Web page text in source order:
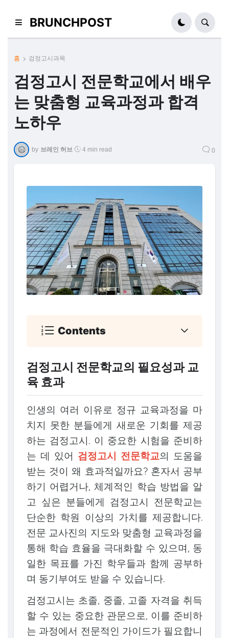
BRUNCHPOST
홈 검정고시과목
검정고시 전문학교에서 배우
는 맞춤형 교육과정과 합격
노하우
by 브레인 허브 4 min read 0
Contents
검정고시 전문학교의 필요성과 교
육 효과
인생의 여러 이유로 정규 교육과정을 마
치지 못한 분들에게 새로운 기회를 제공
하는 검정고시. 이 중요한 시험을 준비하
는 데 있어 검정고시 전문학교의 도움을
받는 것이 왜 효과적일까요? 혼자서 공부
하기 어렵거나, 체계적인 학습 방법을 알
고 싶은 분들에게 검정고시 전문학교는
단순한 학원 이상의 가치를 제공합니다.
전문 교사진의 지도와 맞춤형 교육과정을
통해 학습 효율을 극대화할 수 있으며, 동
일한 목표를 가진 학우들과 함께 공부하
며 동기부여도 받을 수 있습니다.
검정고시는 초졸, 중졸, 고졸 자격을 취득
할 수 있는 중요한 관문으로, 이를 준비하
는 과정에서 전문적인 가이드가 필요합니